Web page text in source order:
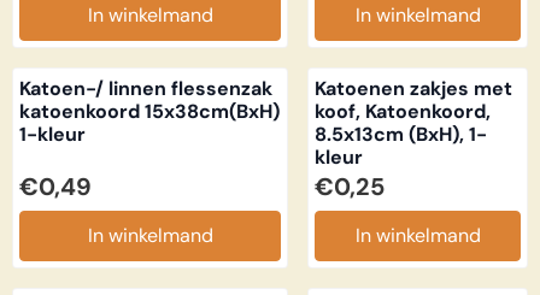
In winkelmand In winkelmand
Katoen-/ linnen flessenzak
katoenkoord 15x38cm(BxH)
1-kleur
Prijs: 0,49
€0,49
In winkelmand
Katoenen zakjes met
koof, Katoenkoord,
8.5x13cm (BxH), 1-
kleur
Prijs: 0,25
€0,25
In winkelmand